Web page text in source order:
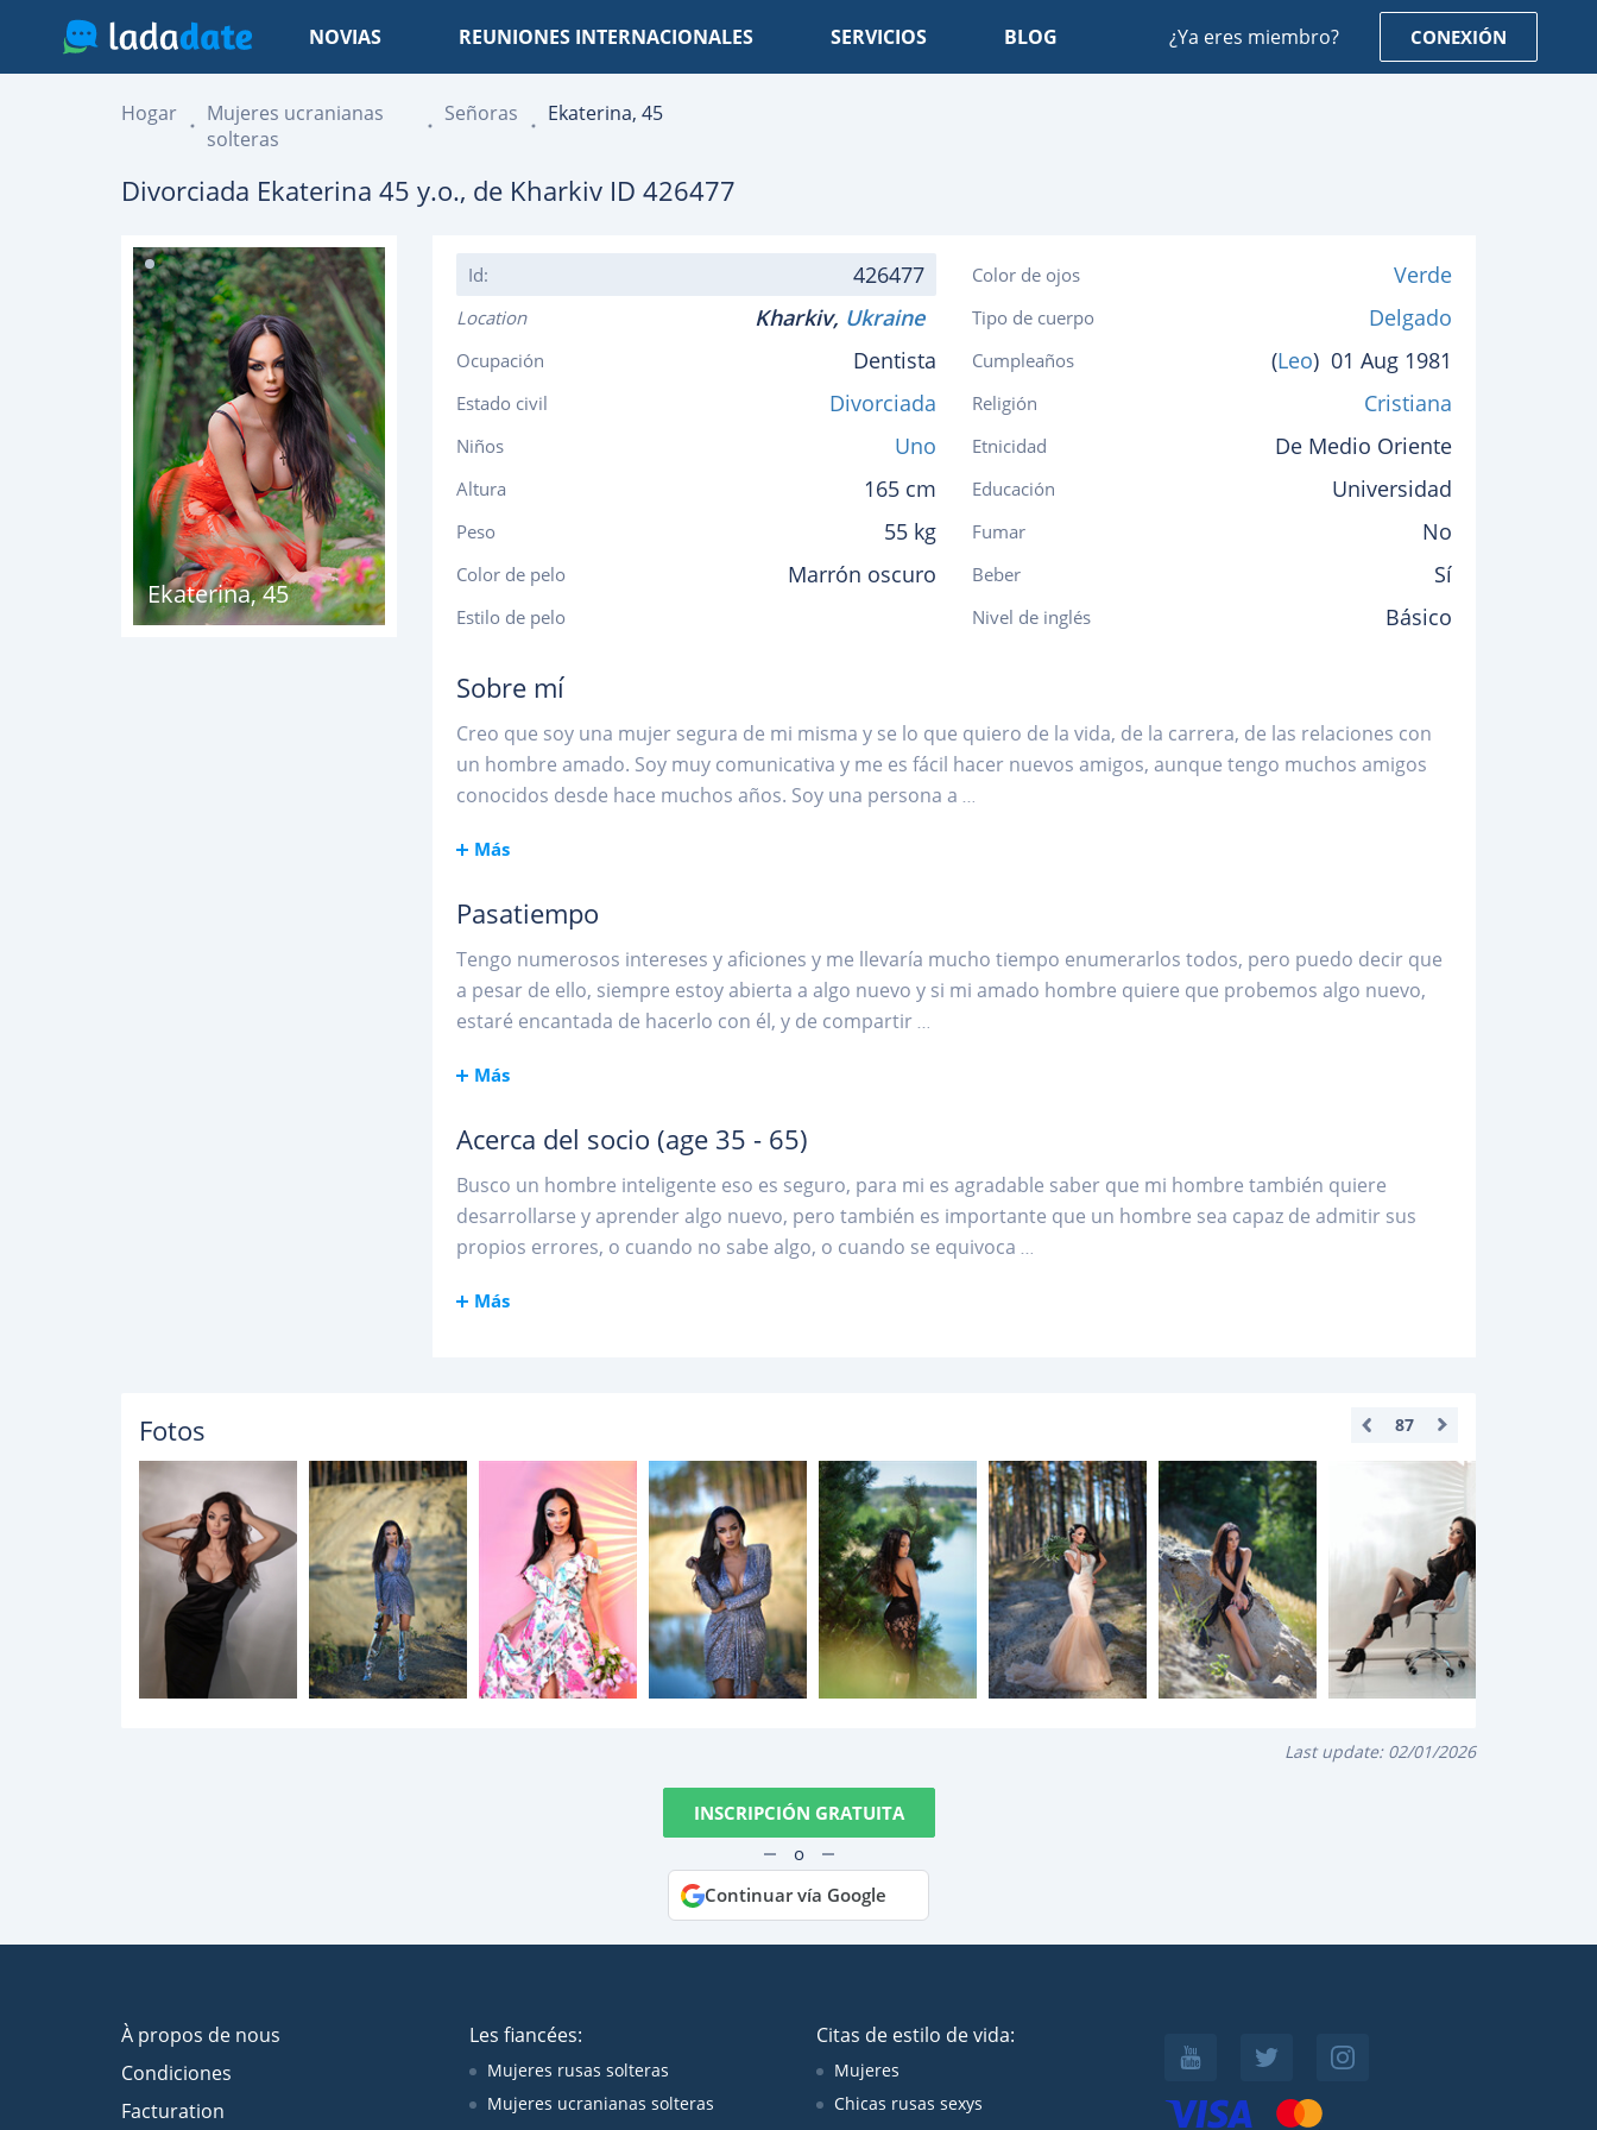
NOVIAS REUNIONES INTERNACIONALES SERVICIOS BLOG ¿Ya eres miembro? CONEXIÓN
Hogar
Mujeres ucranianas
solteras
Señoras Ekaterina, 45
Divorciada Ekaterina 45 y.o., de Kharkiv ID 426477
Ekaterina,45
Id: 426477
Location Kharkiv, Ukraine
Ocupación Dentista
Estado civil Divorciada
Niños Uno
Altura 165 cm
Peso 55 kg
Color de pelo Marrón oscuro
Estilo de pelo
Color de ojos Verde
Tipo de cuerpo Delgado
Cumpleaños (Leo) 01 Aug 1981
Religión Cristiana
Etnicidad De Medio Oriente
Educación Universidad
Fumar No
Beber Sí
Nivel de inglés Básico
Sobre mí
Creo que soy una mujer segura de mi misma y se lo que quiero de la vida, de la carrera, de las relaciones con
un hombre amado. Soy muy comunicativa y me es fácil hacer nuevos amigos, aunque tengo muchos amigos
conocidos desde hace muchos años. Soy una persona a ...
Más
Pasatiempo
Tengo numerosos intereses y aficiones y me llevaría mucho tiempo enumerarlos todos, pero puedo decir que
a pesar de ello, siempre estoy abierta a algo nuevo y si mi amado hombre quiere que probemos algo nuevo,
estaré encantada de hacerlo con él, y de compartir...
Más
Acerca del socio (age 35 - 65)
Busco un hombre inteligente eso es seguro, para mi es agradable saber que mi hombre también quiere
desarrollarse y aprender algo nuevo, pero también es importante que un hombre sea capaz de admitir sus
propios errores, o cuando no sabe algo, o cuando se equivoca ...
Más
Fotos 87
Last update: 02/01/2026
INSCRIPCIÓN GRATUITA
o
Continuar vía Google
À propos de nous
Condiciones
Facturation
Les fiancées:
Mujeres rusas solteras
Mujeres ucranianas solteras
Citas de estilo de vida:
Mujeres
Chicas rusas sexys